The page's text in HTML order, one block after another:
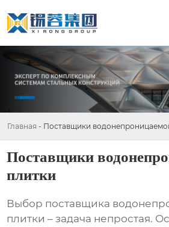
Главная - Поставщики
Поставщики
плитки
Выбор поставщика
плитки – задача непростая.